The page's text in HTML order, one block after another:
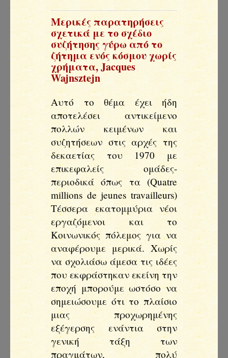
Μερικές παρατηρήσεις
σχετικά με το σχέδιο
συζήτησης γύρω από το
ζήτημα ενός κόσμου χωρίς
χρήματα,Jacques
Wajnsztejn
Αυτό το θέμα έχει ήδη
αποτελέσει αντικείμενο
πολλών κειμένων και
συζητήσεων στις αρχές της
δεκαετίας του 1970 με
επικεφαλείς ομάδες-
περιοδικά όπως τα (Quatre
millions de jeunes travailleurs)
Τέσσερα εκατομμύρια νέοι
εργαζόμενοι και το
Κοινωνικός πόλεμος για να
αναφέρουμε μερικά. Χωρίς
να σχολιάσω άμεσα τις ιδέες
που εκφράστηκαν εκείνη την
εποχή μπορούμε ωστόσο να
σημειώσουμε ότι το πλαίσιο
μιας προχωρημένης
εξέγερσης ενάντια στην
γενική τάξη των
πραγμάτων, πολύ